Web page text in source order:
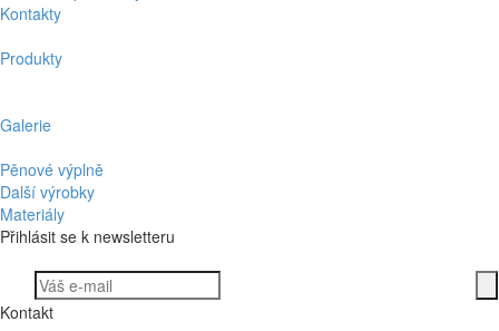
Kontakty
Produkty
Galerie
Pěnové výplně
Další výrobky
Materiály
Přihlásit se k newsletteru
Kontakt